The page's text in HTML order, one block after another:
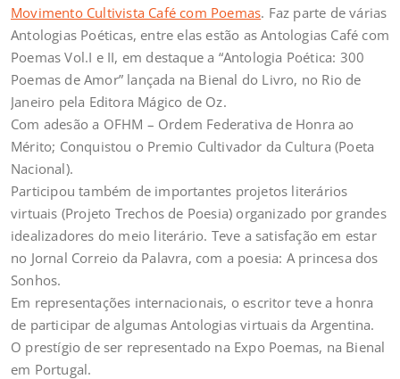
Movimento Cultivista Café com Poemas. Faz parte de várias
Antologias Poéticas, entre elas estão as Antologias Café com
Poemas Vol.I e II, em destaque a “Antologia Poética: 300
Poemas de Amor” lançada na Bienal do Livro, no Rio de
Janeiro pela Editora Mágico de Oz.
Com adesão a OFHM – Ordem Federativa de Honra ao
Mérito; Conquistou o Premio Cultivador da Cultura (Poeta
Nacional).
Participou também de importantes projetos literários
virtuais (Projeto Trechos de Poesia) organizado por grandes
idealizadores do meio literário. Teve a satisfação em estar
no Jornal Correio da Palavra, com a poesia: A princesa dos
Sonhos.
Em representações internacionais, o escritor teve a honra
de participar de algumas Antologias virtuais da Argentina.
O prestígio de ser representado na Expo Poemas, na Bienal
em Portugal.